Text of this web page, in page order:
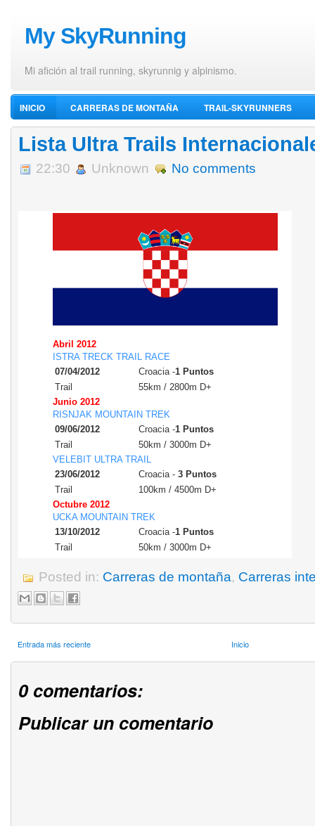
My SkyRunning
Mi afición al trail running, skyrunnig y alpinismo.
INICIO CARRERAS DE MONTAÑA
TRAIL-SKYRUNNERS
VÍDEOS DE ALPINISMO
Lista Ultra Trails
22:30 Unknown No comments
Abril 2012
ISTRA TRECK TRAIL RACE
07/04/2012
1 Puntos
Croacia -
Trail
55km / 2800m D+
Junio 2012
RISNJAK MOUNTAIN TREK
09/06/2012
1 Puntos
Croacia -
Trail
50km / 3000m D+
VELEBIT ULTRA TRAIL
23/06/2012
3 Puntos
Croacia -
Trail
100km / 4500m D+
Octubre 2012
UCKA MOUNTAIN TREK
13/10/2012
1 Puntos
Croacia -
Trail
50km / 3000m D+
Posted in: Carreras de montaña, Carreras
Entrada más reciente Inicio
0 comentarios:
Publicar un comentario